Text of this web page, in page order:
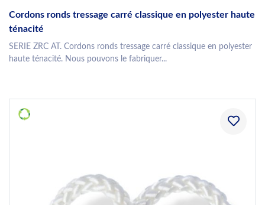
Cordons ronds tressage carré classique en polyester haute
ténacité
SERIE ZRC AT. Cordons ronds tressage carré classique en polyester
haute ténacité. Nous pouvons le fabriquer...